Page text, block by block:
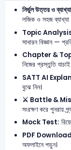
নির্ভুল উত্তর ও
লজিক ও সহজ ব্যাখ্যা
Topic
সাধারন বিজ্ঞান —
Chapter &
নিজের প্রস্তুতি
SATT AI
বুঝে নিন।
⚔️ Battle &
সংরক্ষণ করে পুনরায়
Mock Test:
PDF
অফলাইনে পড়ুন।